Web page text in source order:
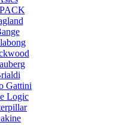
Gattini
Logic